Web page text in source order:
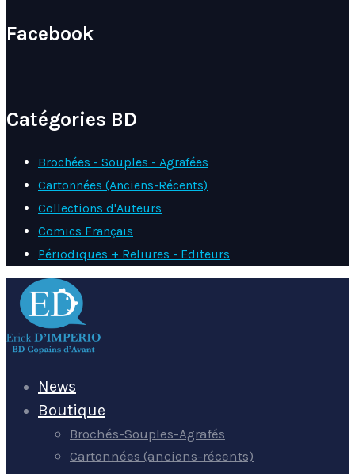
Facebook
Catégories BD
Brochées - Souples - Agrafées
Cartonnées (Anciens-Récents)
Collections d'Auteurs
Comics Français
Périodiques + Reliures - Editeurs
News
Boutique
Brochés-Souples-Agrafés
Cartonnées (anciens-récents)